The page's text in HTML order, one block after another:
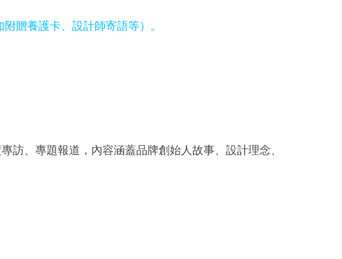
贈養護卡、設計師寄語等）。
、專題報道，內容涵蓋品牌創始人故事、設計理念、